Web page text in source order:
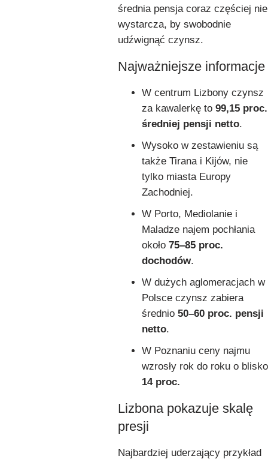
średnia pensja coraz częściej nie
wystarcza, by swobodnie
udźwignąć czynsz.
Najważniejsze informacje
W centrum Lizbony czynsz
za kawalerkę to 99,15 proc.
średniej pensji netto.
Wysoko w zestawieniu są
także Tirana i Kijów, nie
tylko miasta Europy
Zachodniej.
W Porto, Mediolanie i
Maladze najem pochłania
około 75–85 proc.
dochodów.
W dużych aglomeracjach w
Polsce czynsz zabiera
średnio 50–60 proc. pensji
netto.
W Poznaniu ceny najmu
wzrosły rok do roku o blisko
14 proc.
Lizbona pokazuje skalę
presji
Najbardziej uderzający przykład